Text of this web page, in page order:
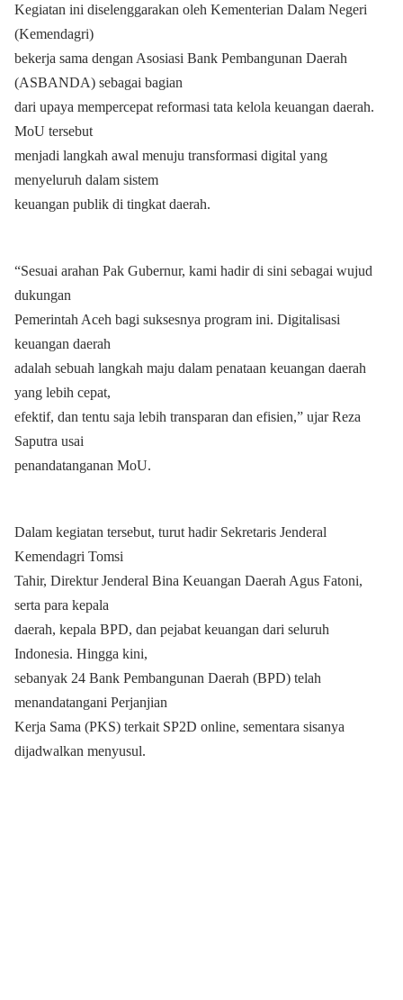
Kegiatan ini diselenggarakan oleh Kementerian Dalam Negeri
(Kemendagri)
bekerja sama dengan Asosiasi Bank Pembangunan Daerah
(ASBANDA) sebagai bagian
dari upaya mempercepat reformasi tata kelola keuangan daerah.
MoU tersebut
menjadi langkah awal menuju transformasi digital yang
menyeluruh dalam sistem
keuangan publik di tingkat daerah.
“Sesuai arahan Pak Gubernur, kami hadir di sini sebagai wujud
dukungan
Pemerintah Aceh bagi suksesnya program ini. Digitalisasi
keuangan daerah
adalah sebuah langkah maju dalam penataan keuangan daerah
yang lebih cepat,
efektif, dan tentu saja lebih transparan dan efisien,” ujar Reza
Saputra usai
penandatanganan MoU.
Dalam kegiatan tersebut, turut hadir Sekretaris Jenderal
Kemendagri Tomsi
Tahir, Direktur Jenderal Bina Keuangan Daerah Agus Fatoni,
serta para kepala
daerah, kepala BPD, dan pejabat keuangan dari seluruh
Indonesia. Hingga kini,
sebanyak 24 Bank Pembangunan Daerah (BPD) telah
menandatangani Perjanjian
Kerja Sama (PKS) terkait SP2D online, sementara sisanya
dijadwalkan menyusul.